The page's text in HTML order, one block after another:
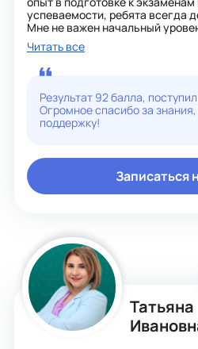
успеваемости, ребята всегда
Мне не важен начальный
не поздно учиться чему-то с
стыдно не стремиться к
со мной ученики не только
программу, но и смотрят на
исследовательской точки
на вопросы: Как? Почему?
очередь способствует
этого я предлагаю большое
реальный мир вокруг нас,
ощутить и научиться
что становится очень
изучения этой дисциплины. Я
образовательных лагерях с
обучение для работы в службах
поддержки - всегда
чтобы не сбиваться с пути,
полюбить предмет и изучать
научным интересом. Так что
начать!
Читать все
Результат 92 балла,
Огромное спасибо за
поддержку!
Записаться
Татьяна